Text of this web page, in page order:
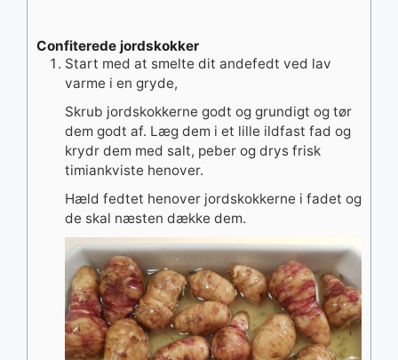
Confiterede jordskokker
Start med at smelte dit andefedt ved lav
varme i en gryde,
Skrub jordskokkerne godt og grundigt og tør
dem godt af. Læg dem i et lille ildfast fad og
krydr dem med salt, peber og drys frisk
timiankviste henover.
Hæld fedtet henover jordskokkerne i fadet og
de skal næsten dække dem.